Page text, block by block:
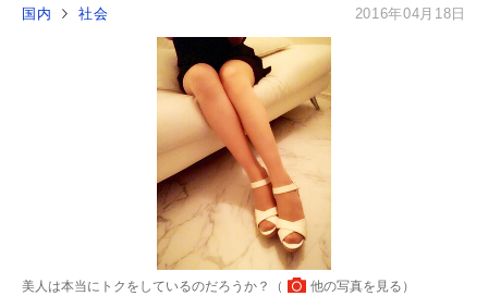
国内 社会 2016年04月18日
美人は本当にトクをしているのだろうか？（ 他の写真を見る ）